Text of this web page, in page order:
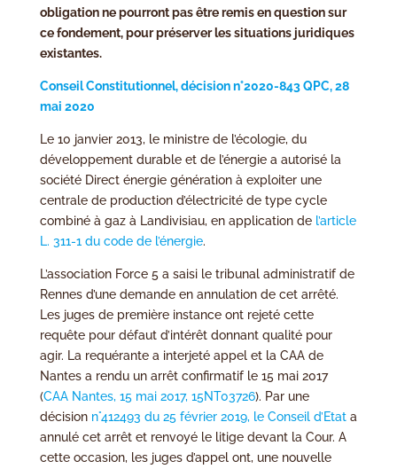
obligation ne pourront pas être remis en question sur
ce fondement, pour préserver les situations juridiques
existantes.
Conseil Constitutionnel, décision n°2020-843 QPC, 28
mai 2020
Le 10 janvier 2013, le ministre de l’écologie, du
développement durable et de l’énergie a autorisé la
société Direct énergie génération à exploiter une
centrale de production d’électricité de type cycle
combiné à gaz à Landivisiau, en application del’article
L. 311-1 du code de l’énergie.
L’association Force 5 a saisi le tribunal administratif de
Rennes d’une demande en annulation de cet arrêté.
Les juges de première instance ont rejeté cette
requête pour défaut d’intérêt donnant qualité pour
agir. La requérante a interjeté appel et la CAA de
Nantes a rendu un arrêt confirmatif le 15 mai 2017
(CAA Nantes, 15 mai 2017, 15NT03726). Par une
décisionn°412493 du 25 février 2019, le Conseil d’Etata
annulé cet arrêt et renvoyé le litige devant la Cour. A
cette occasion, les juges d’appel ont, une nouvelle